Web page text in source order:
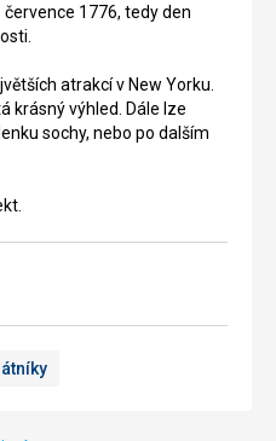
července 1776, tedy den
atrakcí v New Yorku.
krásný výhled. Dále lze
sochy, nebo po dalším